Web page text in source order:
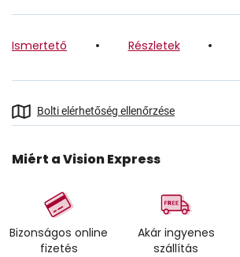
Ismertető Részletek
Bolti elérhetőség ellenőrzése
Miért a Vision Express
Bizonságos online
fizetés
Akár ingyenes
szállítás